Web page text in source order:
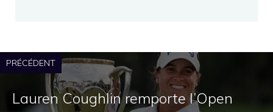
PRÉCÉDENT
Lauren Coughlin remporte l’Open